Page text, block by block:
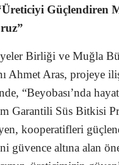
Güçlendiren
Birliği ve Muğla
Ahmet Aras, projeye
“Beyobası’nda
Garantili Süs Bitkisi
kooperatifleri
güvence altına alan